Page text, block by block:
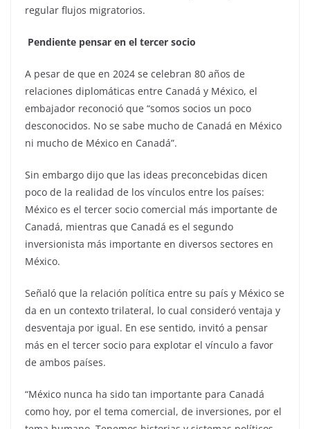
regular flujos migratorios.
Pendiente pensar en el tercer socio
A pesar de que en 2024 se celebran 80 años de
relaciones diplomáticas entre Canadá y México, el
embajador reconoció que “somos socios un poco
desconocidos. No se sabe mucho de Canadá en México
ni mucho de México en Canadá”.
Sin embargo dijo que las ideas preconcebidas dicen
poco de la realidad de los vínculos entre los países:
México es el tercer socio comercial más importante de
Canadá, mientras que Canadá es el segundo
inversionista más importante en diversos sectores en
México.
Señaló que la relación política entre su país y México se
da en un contexto trilateral, lo cual consideró ventaja y
desventaja por igual. En ese sentido, invitó a pensar
más en el tercer socio para explotar el vínculo a favor
de ambos países.
“México nunca ha sido tan importante para Canadá
como hoy, por el tema comercial, de inversiones, por el